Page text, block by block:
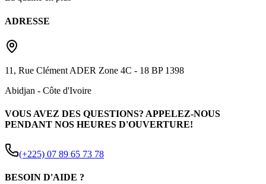
ADRESSE
11, Rue Clément ADER Zone 4C - 18 BP 1398
Abidjan - Côte d'Ivoire
VOUS AVEZ DES QUESTIONS? APPELEZ-NOUS
PENDANT NOS HEURES D'OUVERTURE!
(+225) 07 89 65 73 78
BESOIN D'AIDE ?